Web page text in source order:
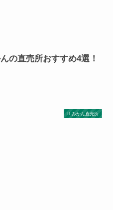
の直売所おすすめ4選！
みかん直売所